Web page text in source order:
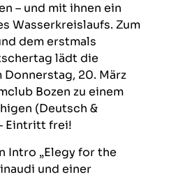
– und mit ihnen ein
Wasserkreislaufs. Zum
dem erstmals
lädt die
Donnerstag, 20. März
Bozen zu einem
(Deutsch &
Eintritt frei!
Intro „Elegy for the
und einer